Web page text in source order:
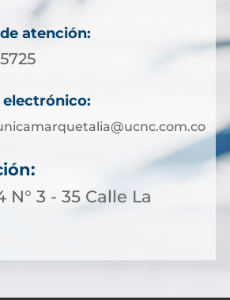
atención:
electrónico:
N° 3 - 35 Calle La